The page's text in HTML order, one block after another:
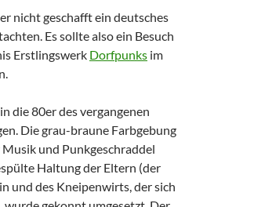
nicht geschafft ein deutsches
Es sollte also ein Besuch
Erstlingswerk Dorfpunks im
die 80er des vergangenen
Die grau-braune Farbgebung
und Punkgeschraddel
Haltung der Eltern (der
und des Kneipenwirts, der sich